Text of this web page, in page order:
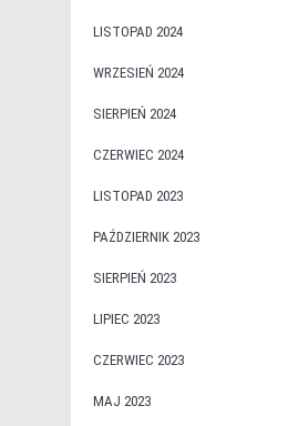
LISTOPAD 2024
WRZESIEŃ 2024
SIERPIEŃ 2024
CZERWIEC 2024
LISTOPAD 2023
PAŹDZIERNIK 2023
SIERPIEŃ 2023
LIPIEC 2023
CZERWIEC 2023
MAJ 2023